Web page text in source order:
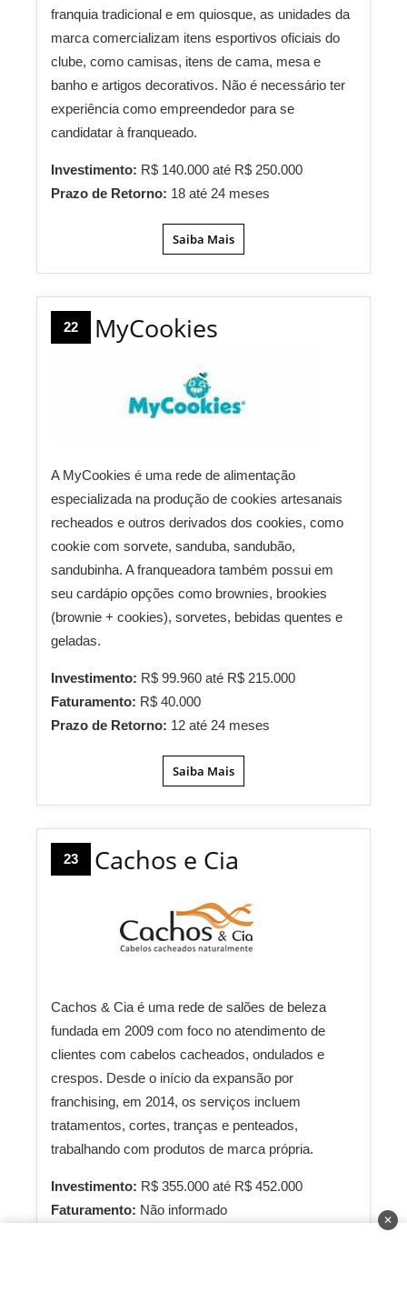
franquia tradicional e em quiosque, as unidades da
marca comercializam itens esportivos oficiais do
clube, como camisas, itens de cama, mesa e
banho e artigos decorativos. Não é necessário ter
experiência como empreendedor para se
candidatar à franqueado.
Investimento: R$ 140.000 até R$ 250.000
Prazo de Retorno: 18 até 24 meses
Saiba Mais
22 MyCookies
A MyCookies é uma rede de alimentação
especializada na produção de cookies artesanais
recheados e outros derivados dos cookies, como
cookie com sorvete, sanduba, sandubão,
sandubinha. A franqueadora também possui em
seu cardápio opções como brownies, brookies
(brownie + cookies), sorvetes, bebidas quentes e
geladas.
Investimento: R$ 99.960 até R$ 215.000
Faturamento: R$ 40.000
Prazo de Retorno: 12 até 24 meses
Saiba Mais
23 Cachos e Cia
Cachos & Cia é uma rede de salões de beleza
fundada em 2009 com foco no atendimento de
clientes com cabelos cacheados, ondulados e
crespos. Desde o início da expansão por
franchising, em 2014, os serviços incluem
tratamentos, cortes, tranças e penteados,
trabalhando com produtos de marca própria.
Investimento: R$ 355.000 até R$ 452.000
Faturamento: Não informado
✕